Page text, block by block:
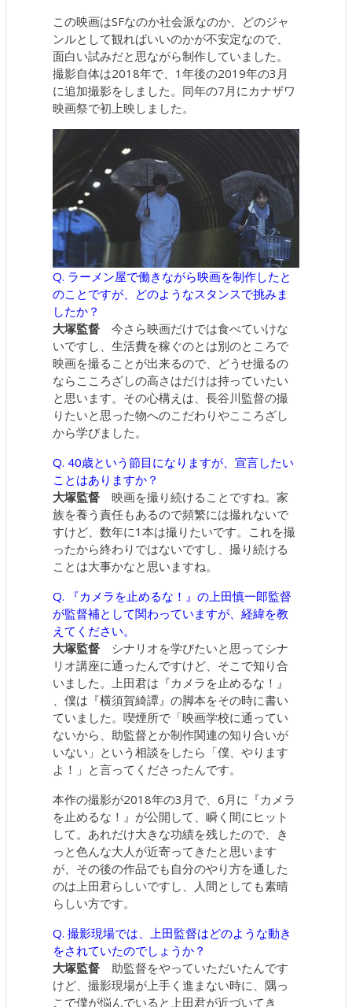
この映画はSFなのか社会派なのか、どのジャ
ンルとして観ればいいのかが不安定なので、
面白い試みだと思ながら制作していました。
撮影自体は2018年で、1年後の2019年の3月
に追加撮影をしました。同年の7月にカナザワ
映画祭で初上映しました。
Q. ラーメン屋で働きながら映画を制作したと
のことですが、どのようなスタンスで挑みま
したか？
大塚監督 今さら映画だけでは食べていけな
いですし、生活費を稼ぐのとは別のところで
映画を撮ることが出来るので、どうせ撮るの
ならこころざしの高さはだけは持っていたい
と思います。その心構えは、長谷川監督の撮
りたいと思った物へのこだわりやこころざし
から学びました。
Q. 40歳という節目になりますが、宣言したい
ことはありますか？
大塚監督映画を撮り続けることですね。家
族を養う責任もあるので頻繁には撮れないで
すけど、数年に1本は撮りたいです。これを撮
ったから終わりではないですし、撮り続ける
ことは大事かなと思いますね。
Q. 『カメラを止めるな！』の上田慎一郎監督
が監督補として関わっていますが、経緯を教
えてください。
大塚監督 シナリオを学びたいと思ってシナ
リオ講座に通ったんですけど、そこで知り合
いました。上田君は『カメラを止めるな！』
、僕は『横須賀綺譚』の脚本をその時に書い
ていました。喫煙所で「映画学校に通ってい
ないから、助監督とか制作関連の知り合いが
いない」という相談をしたら「僕、やります
よ！」と言ってくださったんです。
本作の撮影が2018年の3月で、6月に『カメラ
を止めるな！』が公開して、瞬く間にヒット
して。あれだけ大きな功績を残したので、き
っと色んな大人が近寄ってきたと思います
が、その後の作品でも自分のやり方を通した
のは上田君らしいですし、人間としても素晴
らしい方です。
Q. 撮影現場では、上田監督はどのような動き
をされていたのでしょうか？
大塚監督 助監督をやっていただいたんです
けど、撮影現場が上手く進まない時に、隅っ
こで僕が悩んでいると上田君が近づいてき